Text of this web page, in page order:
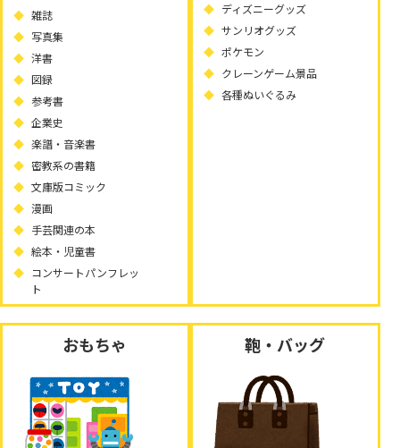
雑誌
写真集
洋書
図録
参考書
企業史
楽譜・音楽書
密教系の書籍
文庫版コミック
漫画
手芸関連の本
絵本・児童書
コンサートパンフレッ
ト
ディズニーグッズ
サンリオグッズ
ポケモン
クレーンゲーム景品
各種ぬいぐるみ
おもちゃ 鞄・バッグ